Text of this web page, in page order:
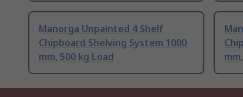
Manorga Unpainted 4 Shelf
Chipboard Shelving System 1000
mm, 500 kg Load